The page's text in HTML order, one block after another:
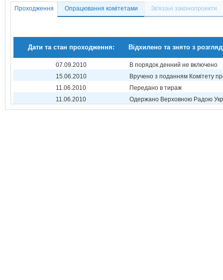
Проходження Опрацювання комітетами Зв'язані законопроекти
Дати та стан проходження: Відхилено та знято з
07.09.2010
В порядок денний не включено
15.06.2010
Вручено з поданням Комітету
11.06.2010
Передано в тираж
11.06.2010
Одержано Верховною Радою